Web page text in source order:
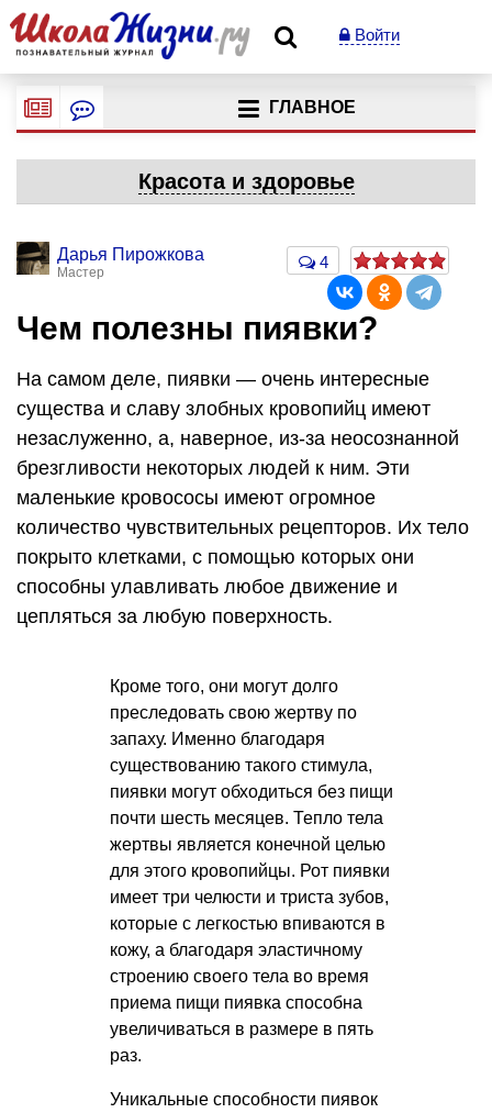
Войти
ГЛАВНОЕ
Красота и здоровье
Дарья Пирожкова
Мастер
4
Чем полезны пиявки?
На самом деле, пиявки — очень интересные
существа и славу злобных кровопийц имеют
незаслуженно, а, наверное, из-за неосознанной
брезгливости некоторых людей к ним. Эти
маленькие кровососы имеют огромное
количество чувствительных рецепторов. Их тело
покрыто клетками, с помощью которых они
способны улавливать любое движение и
цепляться за любую поверхность.
Кроме того, они могут долго
преследовать свою жертву по
запаху. Именно благодаря
существованию такого стимула,
пиявки могут обходиться без пищи
почти шесть месяцев. Тепло тела
жертвы является конечной целью
для этого кровопийцы. Рот пиявки
имеет три челюсти и триста зубов,
которые с легкостью впиваются в
кожу, а благодаря эластичному
строению своего тела во время
приема пищи пиявка способна
увеличиваться в размере в пять
раз.
Уникальные способности пиявок